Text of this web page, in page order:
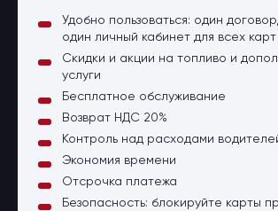
Удобно пользоваться: один
один личный кабинет для всех карт
Скидки и акции на топливо и
услуги
Бесплатное обслуживание
Возврат НДС 20%
Контроль над расходами
Экономия времени
Отсрочка платежа
Безопасность: блокируйте карты